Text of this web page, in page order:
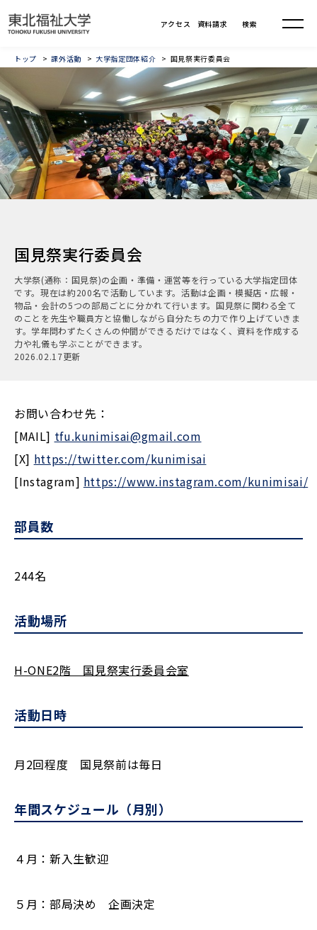
トップ 課外活動 大学指定団体紹介 国見祭実行委員会
国見祭実行委員会
大学祭(通称：国見祭)の企画・準備・運営等を行っている大学指定団体
です。現在は約200名で活動しています。活動は企画・模擬店・広報・
物品・会計の5つの部局ごとに分かれて行います。国見祭に関わる全て
のことを先生や職員方と協働しながら自分たちの力で作り上げていきま
す。学年問わずたくさんの仲間ができるだけではなく、資料を作成する
力や礼儀も学ぶことができます。
2026.02.17更新
お問い合わせ先：
[MAIL] tfu.kunimisai@gmail.com
[X] https://twitter.com/kunimisai
[Instagram] https://www.instagram.com/kunimisai/
部員数
244名
活動場所
H-ONE2階 国見祭実行委員会室
活動日時
月2回程度 国見祭前は毎日
年間スケジュール（月別）
４月：新入生歓迎
５月：部局決め 企画決定